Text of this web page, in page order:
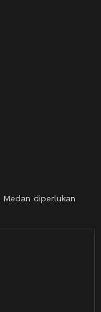
Medan diperlukan